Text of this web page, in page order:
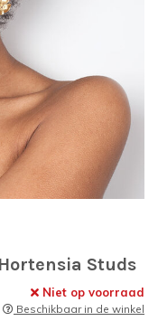
Studs
Niet op voorraad
Beschikbaar in de winkel